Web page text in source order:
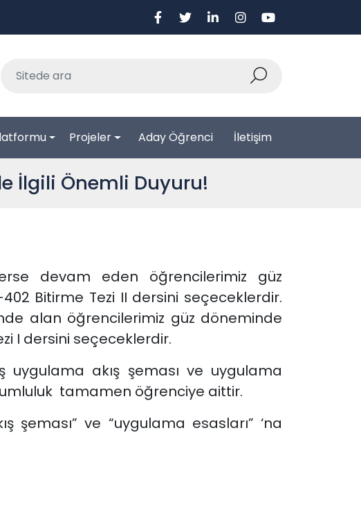
Projeler Aday Öğrenci İletişim
İlgili Önemli Duyuru!
devam eden öğrencilerimiz güz
Bitirme Tezi II dersini seçeceklerdir.
alan öğrencilerimiz güz döneminde
I dersini seçeceklerdir.
uygulama akış şeması ve uygulama
tamamen öğrenciye aittir.
ve “uygulama esasları” ‘na